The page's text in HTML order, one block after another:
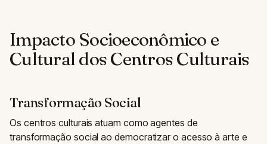
Impacto Socioeconômico e
Cultural dos Centros Culturais
Transformação Social
Os centros culturais atuam como agentes de
transformação social ao democratizar o acesso à arte e